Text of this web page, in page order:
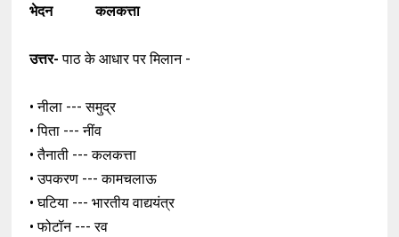
भेदन कलकत्ता
उत्तर- पाठ के आधार पर मिलान -
• नीला --- समुद्र
• पिता --- नींव
• तैनाती --- कलकत्ता
• उपकरण --- कामचलाऊ
• घटिया --- भारतीय वाद्ययंत्र
• फोटॉन --- रव